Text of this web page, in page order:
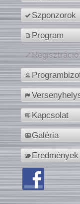
Szponzorok
Program
Regisztráció
Kapcsolat
Galéria
Eredmények